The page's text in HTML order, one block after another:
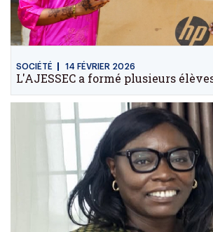
SOCIÉTÉ 14 FÉVRIER 2026
L'AJESSEC a formé plusieurs